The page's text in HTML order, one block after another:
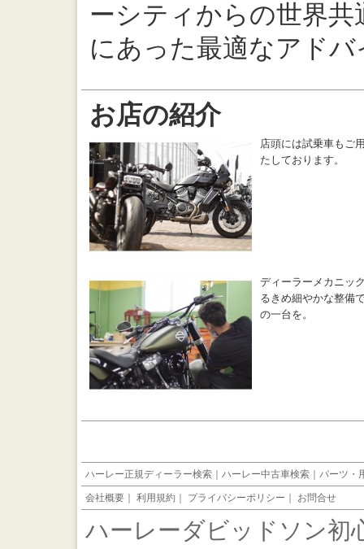
ーシティからの世界
にあった最適なアド
お店の紹介
店頭には試乗車もご
たしております。
ディーラーメカニッ
るきめ細やかな整備
の一台を。
ハーレー正規ディーラー検索 ハーレー中古車検索 パーツ・
会社概要 利用規約 プライバシーポリシー お問合せ
ハーレーダビッドソン初